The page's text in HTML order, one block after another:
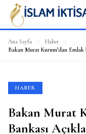
Ana Sayfa / Haber
/
HABER
Bakan Murat
Bankası